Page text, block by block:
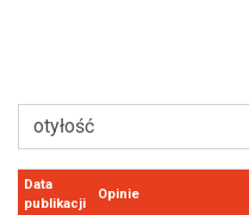
Data
publikacji
Opinie